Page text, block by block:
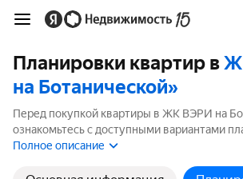
Планировки квартир в
на Ботанической»
Перед покупкой квартиры в ЖК ВЭРИ на
ознакомьтесь с доступными вариантами
собрали все планировки ЖК ВЭРИ на
Полное описание